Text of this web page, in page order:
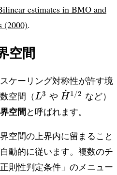
estimates in BMO and
(2000).
空間
ケーリング対称性が許す境
空間（ L^3
L3 や H
˙ 1/2 など）
空間と呼ばれます。
空間の上界内に留まること
動的に従います。複数のチ
則性判定条件」のメニュー